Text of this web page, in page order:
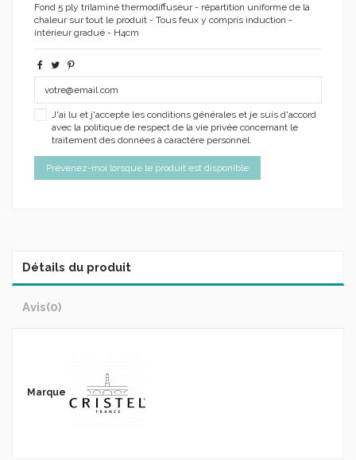
Fond 5 ply trilaminé thermodiffuseur - répartition uniforme de la
chaleur sur tout le produit - Tous feux y compris induction -
intérieur gradué - H4cm
J'ai lu et j'accepte les conditions générales et je suis d'accord
avec la politique de respect de la vie privée concernant le
traitement des données à caractère personnel.
Détails du produit
Avis(0)
Marque